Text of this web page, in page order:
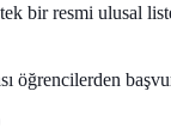
bir resmi ulusal
öğrencilerden